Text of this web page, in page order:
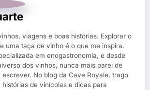
viagens e boas histórias. Explorar o
uma taça de vinho é o que me inspira.
em enogastronomia, e desde
dos vinhos, nunca mais parei de
No blog da Cave Royale, trago
de vinícolas e dicas para